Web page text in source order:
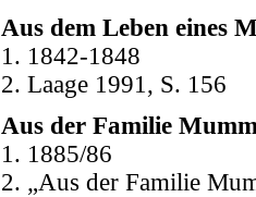
Aus dem Leben eines
1. 1842-1848
2. Laage 1991, S. 156
Aus der Familie
1. 1885/86
2. „Aus der Familie